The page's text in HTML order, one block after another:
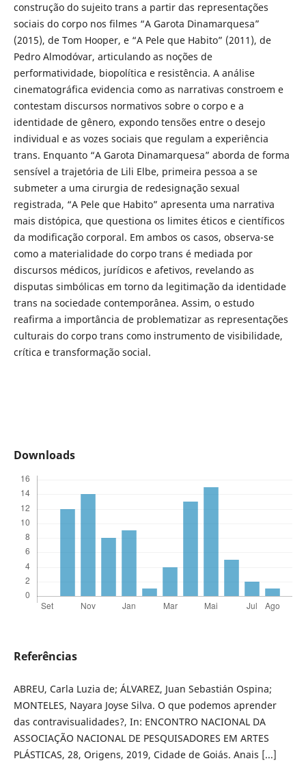
construção do sujeito trans a partir das representações
sociais do corpo nos filmes “A Garota Dinamarquesa”
(2015), de Tom Hooper, e “A Pele que Habito” (2011), de
Pedro Almodóvar, articulando as noções de
performatividade, biopolítica e resistência. A análise
cinematográfica evidencia como as narrativas constroem e
contestam discursos normativos sobre o corpo e a
identidade de gênero, expondo tensões entre o desejo
individual e as vozes sociais que regulam a experiência
trans. Enquanto “A Garota Dinamarquesa” aborda de forma
sensível a trajetória de Lili Elbe, primeira pessoa a se
submeter a uma cirurgia de redesignação sexual
registrada, “A Pele que Habito” apresenta uma narrativa
mais distópica, que questiona os limites éticos e científicos
da modificação corporal. Em ambos os casos, observa-se
como a materialidade do corpo trans é mediada por
discursos médicos, jurídicos e afetivos, revelando as
disputas simbólicas em torno da legitimação da identidade
trans na sociedade contemporânea. Assim, o estudo
reafirma a importância de problematizar as representações
culturais do corpo trans como instrumento de visibilidade,
crítica e transformação social.
Downloads
Referências
ABREU, Carla Luzia de; ÁLVAREZ, Juan Sebastián Ospina;
MONTELES, Nayara Joyse Silva. O que podemos aprender
das contravisualidades?, In: ENCONTRO NACIONAL DA
ASSOCIAÇÃO NACIONAL DE PESQUISADORES EM ARTES
PLÁSTICAS, 28, Origens, 2019, Cidade de Goiás. Anais [...]